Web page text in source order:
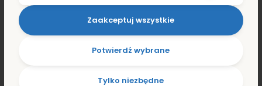
Tylko niezbędne
Potwierdź wybrane
Zaakceptuj wszystkie